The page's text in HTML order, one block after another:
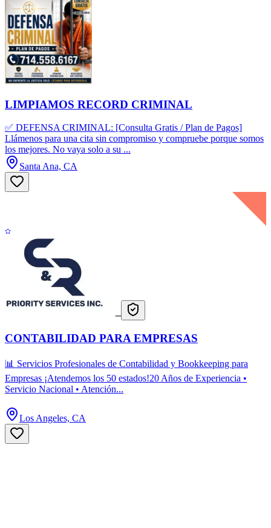
LIMPIAMOS RECORD CRIMINAL
✅ DEFENSA CRIMINAL: [Consulta Gratis / Plan de Pagos]
Llámenos para una cita sin compromiso y compruebe porque somos
los mejores. No vaya solo a su ...
Santa Ana, CA
CONTABILIDAD PARA EMPRESAS
📊 Servicios Profesionales de Contabilidad y Bookkeeping para
Empresas ¡Atendemos los 50 estados!20 Años de Experiencia •
Servicio Nacional • Atención...
Los Angeles, CA